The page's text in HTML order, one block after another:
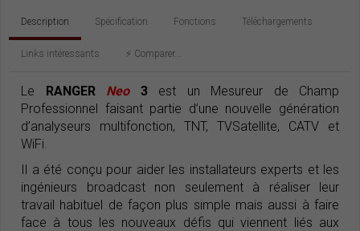
Description Spécification Fonctions Téléchargements
Links intéressants ⚡️ Comparer...
Le RANGER Neo3 est un Mesureur de Champ
Professionnel faisant partie d’une nouvelle génération
d’analyseurs multifonction, TNT, TVSatellite, CATV et
WiFi.
Il a été conçu pour aider les installateurs experts et les
ingénieurs broadcast non seulement à réaliser leur
travail habituel de façon plus simple mais aussi à faire
face à tous les nouveaux défis qui viennent liés aux